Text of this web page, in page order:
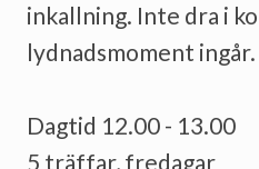
inkallning. Inte dra i
lydnadsmoment ingår.
Dagtid 12.00 - 13.00
5 träffar, fredagar